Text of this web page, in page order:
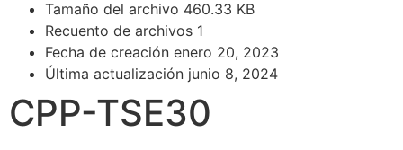
Tamaño del archivo 460.33 KB
Recuento de archivos 1
Fecha de creación enero 20, 2023
Última actualización junio 8, 2024
CPP-TSE30